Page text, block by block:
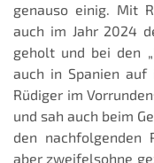
genauso einig. Mit
auch im Jahr 2024
geholt und bei den
auch in Spanien
Rüdiger im
und sah auch beim
den nachfolgenden
aber zweifelsohne